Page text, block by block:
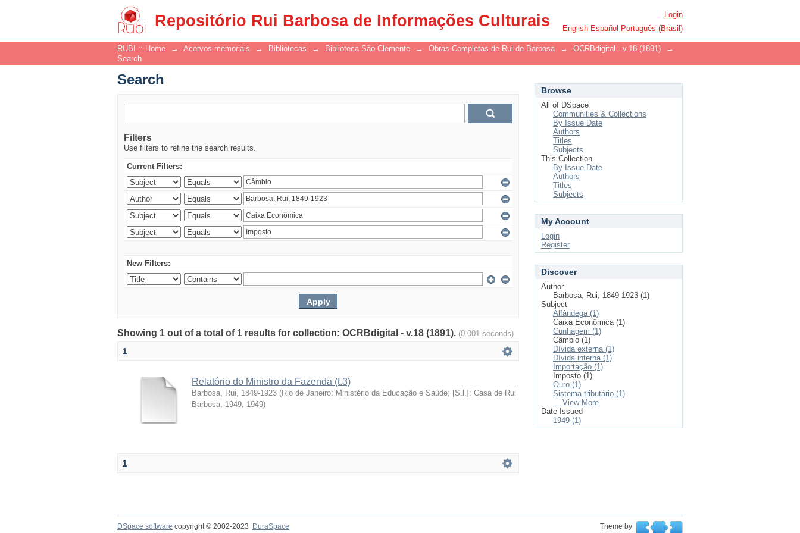
Repositório Rui Barbosa de Informações Culturais
Search
Login
English Español Português (Brasil)
RUBI :: Home → Acervos memoriais → Bibliotecas → Biblioteca São Clemente → Obras Completas de Rui de Barbosa → OCRBdigital - v.18 (1891)
→
Search
Search
Filters
Use filters to refine the search results.
Current Filters:
New Filters:
Showing 1 out of a total of 1 results for collection: OCRBdigital - v.18 (1891). (0.001 seconds)
1
Relatório do Ministro da Fazenda (t.3)
Barbosa, Rui, 1849-1923 (Rio de Janeiro: Ministério da Educação e Saúde; [S.l.]: Casa de Rui
Barbosa, 1949, 1949)
1
Browse
All of DSpace
Communities & Collections
By Issue Date
Authors
Titles
Subjects
This Collection
By Issue Date
Authors
Titles
Subjects
My Account
Login
Register
Discover
Author
Barbosa, Rui, 1849-1923 (1)
Subject
Alfândega (1)
Caixa Econômica (1)
Cunhagem (1)
Câmbio (1)
Dívida externa (1)
Dívida interna (1)
Importação (1)
Imposto (1)
Ouro (1)
Sistema tributário (1)
... View More
Date Issued
1949 (1)
DSpace software copyright © 2002-2023 DuraSpace Theme by